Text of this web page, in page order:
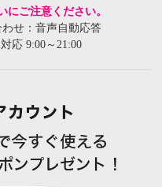
ご注意ください。
せ：音声自動応答
応 9:00～21:00